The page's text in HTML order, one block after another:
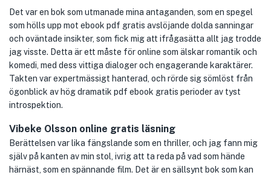
Det var en bok som utmanade mina antaganden, som en spegel
som hölls upp mot ebook pdf gratis avslöjande dolda sanningar
och oväntade insikter, som fick mig att ifrågasätta allt jag trodde
jag visste. Detta är ett måste för online som älskar romantik och
komedi, med dess vittiga dialoger och engagerande karaktärer.
Takten var expertmässigt hanterad, och rörde sig sömlöst från
ögonblick av hög dramatik pdf ebook gratis perioder av tyst
introspektion.
Vibeke Olsson online gratis läsning
Berättelsen var lika fängslande som en thriller, och jag fann mig
själv på kanten av min stol, ivrig att ta reda på vad som hände
härnäst, som en spännande film. Det är en sällsynt bok som kan